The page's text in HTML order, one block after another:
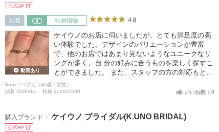
公式HP
試着 結婚指輪 4.8
動画あり
ケイウノのお店に伺いましたが、とても満足度の高
い体験でした。デザインのバリエーションが豊富
で、他のお店ではあまり見ないようなユニークなリ
ングが多く、自 分の好みに合うものを楽しく探すこ
とができました。 また、スタッフの方の対応もとて
も丁寧で親切で、こちらの希望をしっかり聞きなが
ら提案してくださるのが印象的でした。安心して相
可能でありながら、比較的良心的に感じました。自
Sonic777さん（46歳・女性）
試着 2026/04
投稿 2026/05/09 いいね数：0
購入ブランド： ケイウノ ブライダル(K.UNO BRIDAL)
公式HP